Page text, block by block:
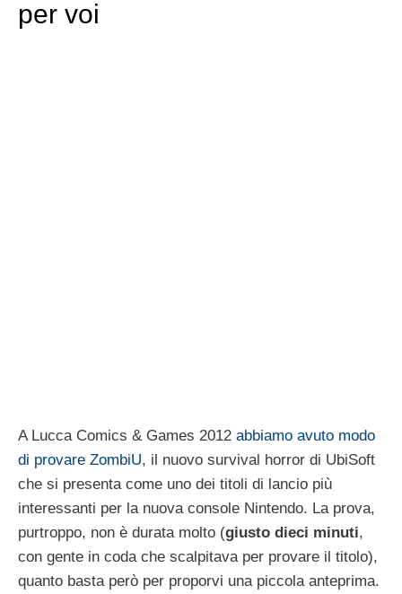
per voi
A Lucca Comics & Games 2012 abbiamo avuto modo
di provare ZombiU, il nuovo survival horror di UbiSoft
che si presenta come uno dei titoli di lancio più
interessanti per la nuova console Nintendo. La prova,
purtroppo, non è durata molto (giusto dieci minuti,
con gente in coda che scalpitava per provare il titolo),
quanto basta però per proporvi una piccola anteprima.